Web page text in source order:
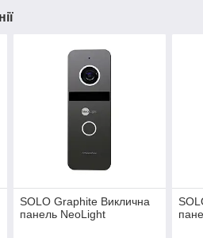
SOLO Graphite Виклична
панель NeoLight